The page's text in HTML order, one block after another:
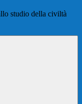
studio della civiltà